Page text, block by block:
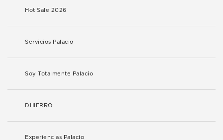
Hot Sale 2026
Servicios Palacio
Soy Totalmente Palacio
DHIERRO
Experiencias Palacio